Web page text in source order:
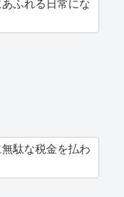
ふれる日常にな
駄な税金を払わ